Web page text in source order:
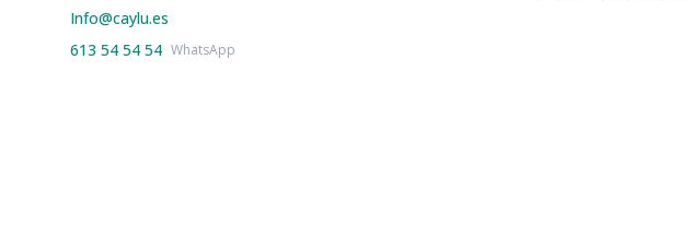
Info@caylu.es
613 54 54 54 WhatsApp